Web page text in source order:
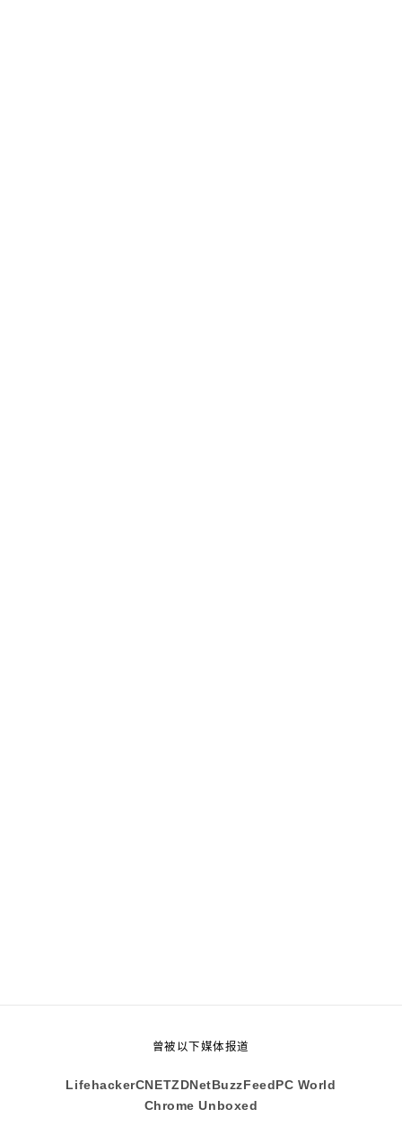
曾被以下媒体报道
LifehackerCNETZDNet BuzzFeed PC World
Chrome Unboxed